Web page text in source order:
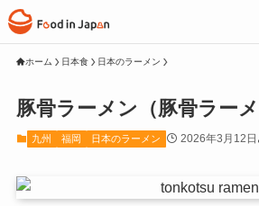
ホーム 日本食 日本のラーメン
豚骨ラーメン（豚骨ラーメ
九州 福岡 日本のラーメン 2026年3月12日